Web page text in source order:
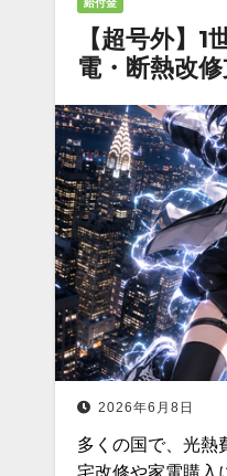
給付金
【超号外】
電・断熱改
2026年6月8日
多くの国で、光熱
宅改修や家電購入